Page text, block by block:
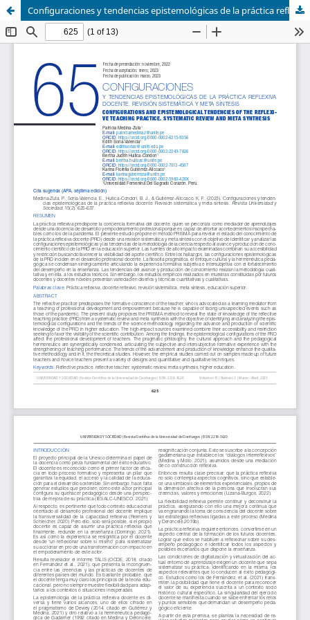
Configuraciones y tendencias epistemológicas de la práctica reflexiva docente. Revisión sistemática y meta síntesis.